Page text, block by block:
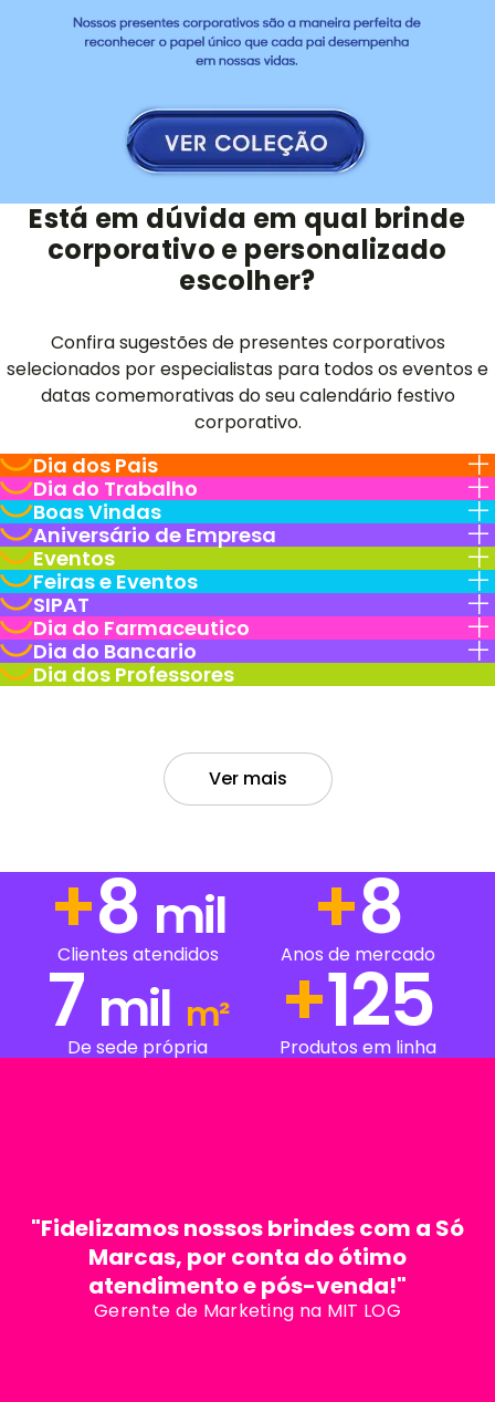
Está em dúvida em qual brinde
corporativo e personalizado
escolher?
Confira sugestões de presentes corporativos
selecionados por especialistas para todos os eventos e
datas comemorativas do seu calendário festivo
corporativo.
Dia dos Pais
Dia do Trabalho
Boas Vindas
Aniversário de Empresa
Eventos
Feiras e Eventos
SIPAT
Dia do Farmaceutico
Dia do Bancario
Dia dos Professores
Ver mais
+13 mil
Clientes atendidos +13
Anos de mercado
7 mil m²
De sede própria +212
Produtos em linha
"Fidelizamos nossos brindes com a Só
Marcas, por conta do ótimo
atendimento e pós-venda!"
Gerente de Marketing na MIT LOG